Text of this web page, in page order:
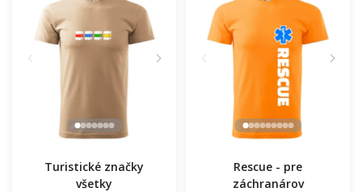
Turistické značky
všetky
Rescue - pre
záchranárov